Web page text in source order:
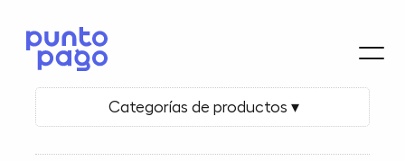
Categorías de productos ▾